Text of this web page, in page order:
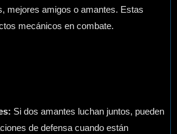
mejores amigos o amantes. Estas
mecánicos en combate.
Si dos amantes luchan juntos, pueden
de defensa cuando están